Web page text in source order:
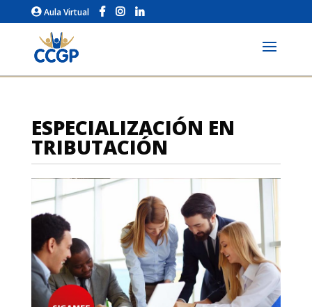
Aula Virtual
ESPECIALIZACIÓN EN
TRIBUTACIÓN